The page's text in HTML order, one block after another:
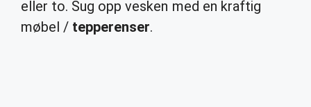
eller to. Sug opp vesken med en kraftig
møbel / tepperenser.